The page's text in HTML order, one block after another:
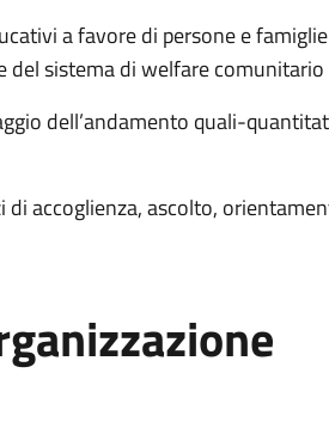
a favore di persone e
del sistema di welfare
dell’andamento quali-
accoglienza, ascolto,